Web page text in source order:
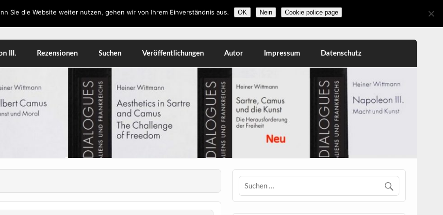
III. Rezensionen Suchen Veröffentlichungen Autor Impressum Datenschutz
Sie die Website weiter nutzen, gehen wir von Ihrem Einverständnis aus. OK Nein Cookie police page